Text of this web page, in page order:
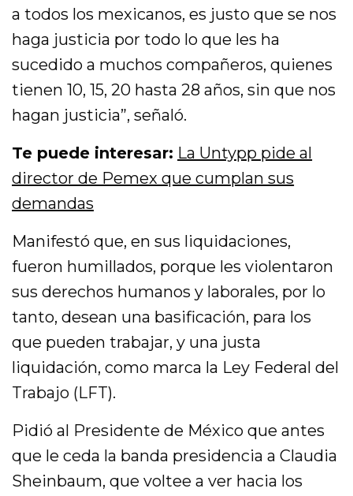
a todos los mexicanos, es justo que se nos
haga justicia por todo lo que les ha
sucedido a muchos compañeros, quienes
tienen 10, 15, 20 hasta 28 años, sin que nos
hagan justicia”, señaló.
Te puede interesar: La Untypp pide al
director de Pemex que cumplan sus
demandas
Manifestó que, en sus liquidaciones,
fueron humillados, porque les violentaron
sus derechos humanos y laborales, por lo
tanto, desean una basificación, para los
que pueden trabajar, y una justa
liquidación, como marca la Ley Federal del
Trabajo (LFT).
Pidió al Presidente de México que antes
que le ceda la banda presidencia a Claudia
Sheinbaum, que voltee a ver hacia los